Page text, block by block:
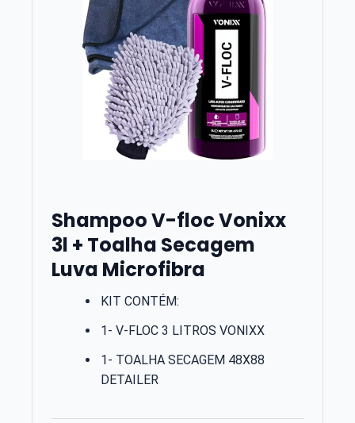
Shampoo V-floc Vonixx
3l + Toalha Secagem
Luva Microfibra
KIT CONTÉM:
1- V-FLOC 3 LITROS VONIXX
1- TOALHA SECAGEM 48X88
DETAILER